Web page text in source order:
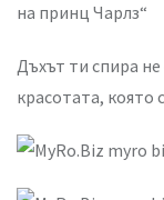
на принц Чарлз“
Дъхът ти спира
красотата, която